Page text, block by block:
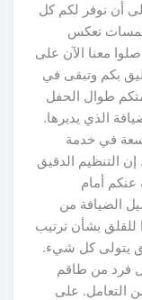
أن نوفر لكم كل
تعكس
معنا الآن على
تليق بكم وتبقى في
طوال الحفل
الذي يديرها.
في خدمة
التنظيم الدقيق
أمام
الضيافة من
للقلق بشأن ترتيب
يتولى كل شيء.
فرد من طاقم
التعامل. على